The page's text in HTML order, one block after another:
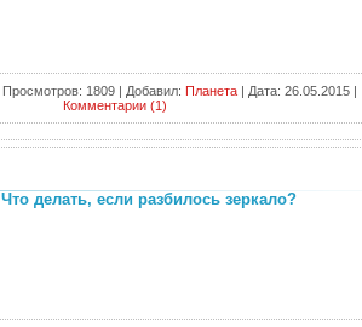
Просмотров: 1809 | Добавил: Планета| Дата: 26.05.2015 |
Комментарии (1)
Что делать, если разбилось зеркало?